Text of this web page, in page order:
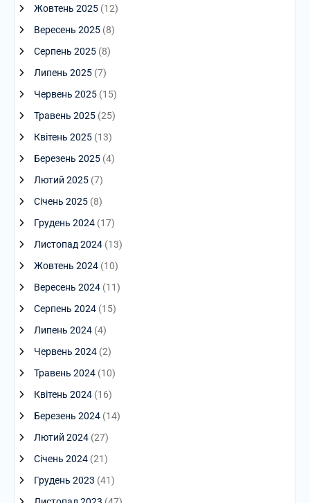
Жовтень 2025(12)
Вересень 2025(8)
Серпень 2025(8)
Липень 2025(7)
Червень 2025(15)
Травень 2025(25)
Квітень 2025(13)
Березень 2025(4)
Лютий 2025(7)
Січень 2025(8)
Грудень 2024(17)
Листопад 2024(13)
Жовтень 2024(10)
Вересень 2024(11)
Серпень 2024(15)
Липень 2024(4)
Червень 2024(2)
Травень 2024(10)
Квітень 2024(16)
Березень 2024(14)
Лютий 2024(27)
Січень 2024(21)
Грудень 2023 (41)